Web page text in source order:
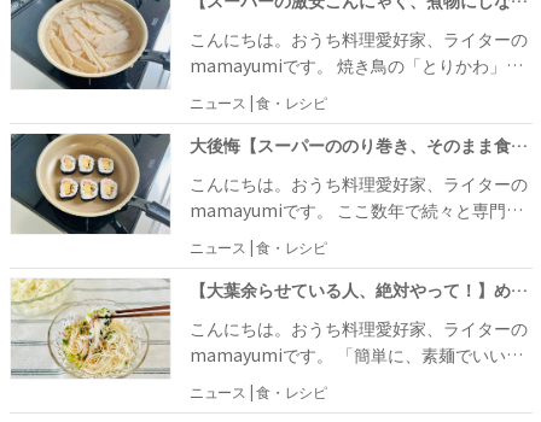
何を作ろうかな。と献立を考えていたとこ
ろ、たまたま冷蔵庫に残っていたウインナー
ソーセージを使える、美味しそうなズッキー
ニのレシピを発見しました！
こんにちは。おうち料理愛好家、ライターの
mamayumiです。 焼き鳥の「とりかわ」
は、私の住む博多の名物グルメ。博多のとり
かわは串にぐるぐる巻かれているタイプが有
名なんです♪ 表面はカリッと中はプリッと食
感で、醤油ベースの甘辛い味付け。一度食べ
たらやみつきになります。 ビール片手にいた
だくのもサイコーですが、子どもにも大人
気！
ニュース | 食・レシピ
大後悔【スーパーののり巻き、そのまま食べないで】銀座すし店裏メニュー「なんで今までやらなかった」
こんにちは。おうち料理愛好家、ライターの
mamayumiです。 ここ数年で続々と専門店
が現れ、おにぎりブームが到来中！だと思う
のですが……私が密かに応援しているのは
「のり巻き」（笑）。 お寿司屋さんだけでな
く、スーパーやコンビニでも気軽に買えるの
に、なんだか贅沢な気分を味わえちゃうんで
すよね♪ そんなのり巻きラバーな私が、ちょ
っと面白いのり巻きの食べ方を発見しまし
ニュース | 食・レシピ
【大葉余らせている人、絶対やって！】めっちゃウマ！「週7回活用」そうめんにもいい！一石二鳥のワザ
こんにちは。おうち料理愛好家、ライターの
mamayumiです。 「簡単に、素麺でいい
よ」この言葉にイラっとする人が続出する季
節がやってきました（笑）。 はっきり言っ
ニュース | 食・レシピ